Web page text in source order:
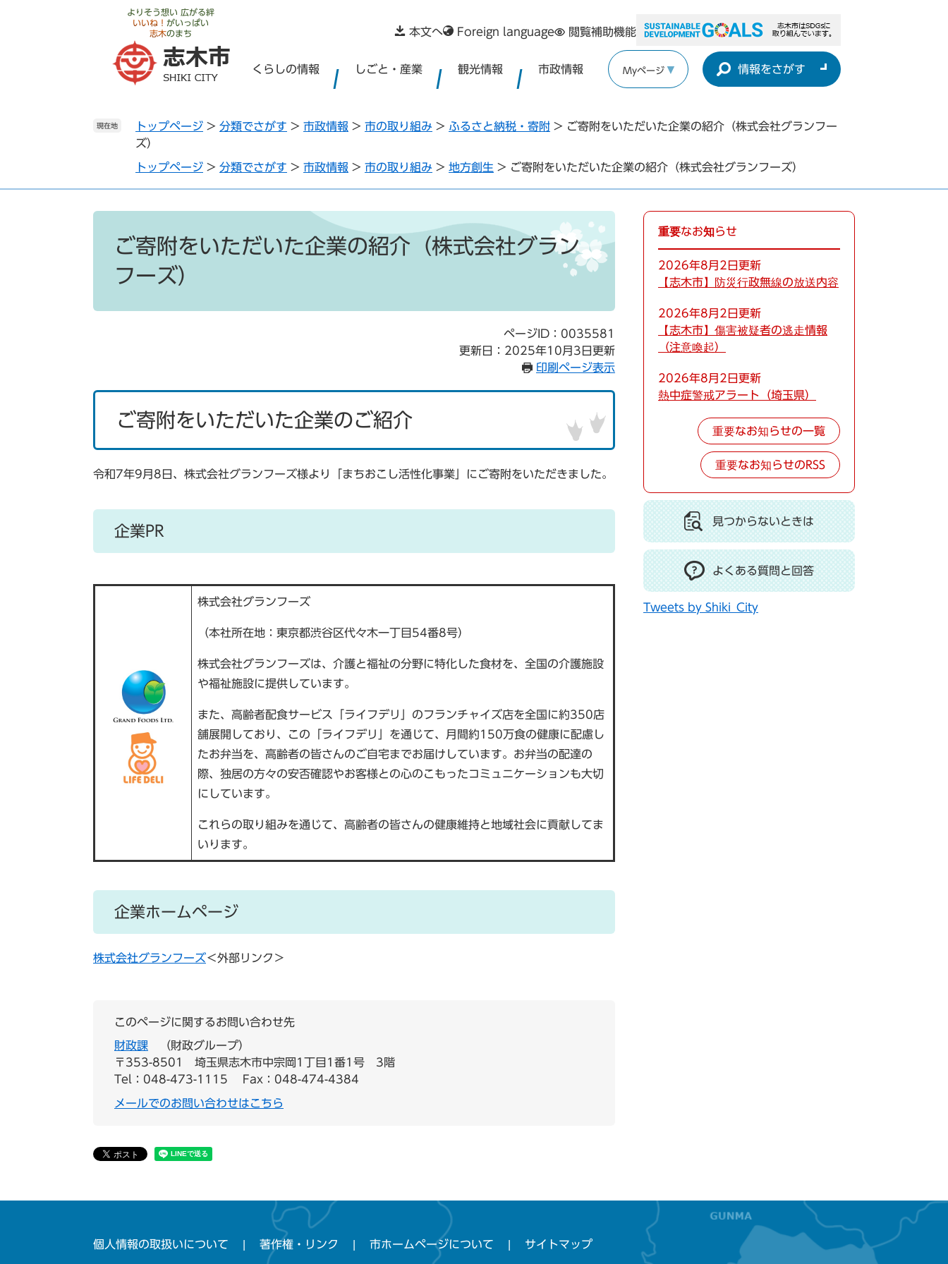
よりそう想い 広がる絆
いいね！ がいっぱい
志木のまち 本文へ Foreign language 閲覧補助機能
くらしの情報 しごと・産業 観光情報 市政情報 Myページ 情報をさがす
現在地 トップページ > 分類でさがす > 市政情報 > 市の取り組み > ふるさと納税・寄附 > ご寄附をいただいた企業の紹介（株式会社グランフー
ズ）
トップページ > 分類でさがす > 市政情報 > 市の取り組み > 地方創生 > ご寄附をいただいた企業の紹介（株式会社グランフーズ）
ご寄附をいただいた企業の紹介（株式会社グラン
フーズ）
ページID：0035581
更新日：2025年10月3日更新
印刷ページ表示
ご寄附をいただいた企業のご紹介
令和7年9月8日、株式会社グランフーズ様より「まちおこし活性化事業」にご寄附をいただきました。
企業PR
株式会社グランフーズ
（本社所在地：東京都渋谷区代々木一丁目54番8号）
株式会社グランフーズは、介護と福祉の分野に特化した食材を、全国の介護施設
や福祉施設に提供しています。
また、高齢者配食サービス「ライフデリ」のフランチャイズ店を全国に約350店
舗展開しており、この「ライフデリ」を通じて、月間約150万食の健康に配慮し
たお弁当を、高齢者の皆さんのご自宅までお届けしています。お弁当の配達の
際、独居の方々の安否確認やお客様との心のこもったコミュニケーションも大切
にしています。
これらの取り組みを通じて、高齢者の皆さんの健康維持と地域社会に貢献してま
いります。
企業ホームページ
株式会社グランフーズ＜外部リンク＞
このページに関するお問い合わせ先
財政課
財政グループ
〒353-8501
埼玉県志木市中宗岡1丁目1番1号 3階
Tel：048-473-1115
Fax：048-474-4384
メールでのお問い合わせはこちら
重要なお知らせ
2026年8月2日更新
【志木市】防災行政無線の放送内容
2026年8月2日更新
【志木市】傷害被疑者の逃走情報
（注意喚起）
2026年8月2日更新
熱中症警戒アラート（埼玉県）
重要なお知らせの一覧
重要なお知らせのRSS
見つからないときは
よくある質問と回答
Tweets by Shiki_City
個人情報の取扱いについて 著作権・リンク 市ホームページについて サイトマップ